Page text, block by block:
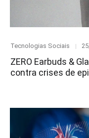
Category
Tecnologias Sociais
ZERO Earbuds &
contra crises de